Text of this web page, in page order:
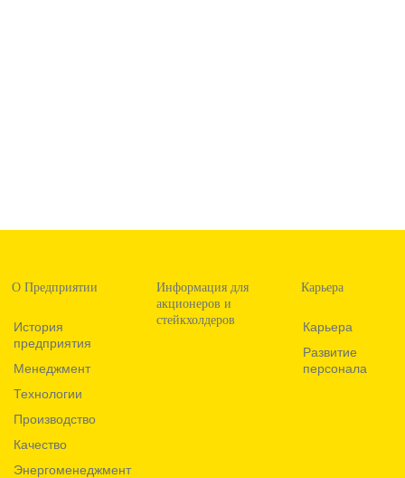
О Предприятии
История
предприятия
Менеджмент
Технологии
Производство
Качество
Энергоменеджмент
Информация для
акционеров и
стейкхолдеров
Карьера
Карьера
Развитие
персонала